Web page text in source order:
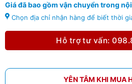
Giá đã bao gồm vận chuyển trong
Chọn địa chỉ nhận hàng để biết thời
Hỗ trợ tư vấn:
YÊN TÂM KHI MUA